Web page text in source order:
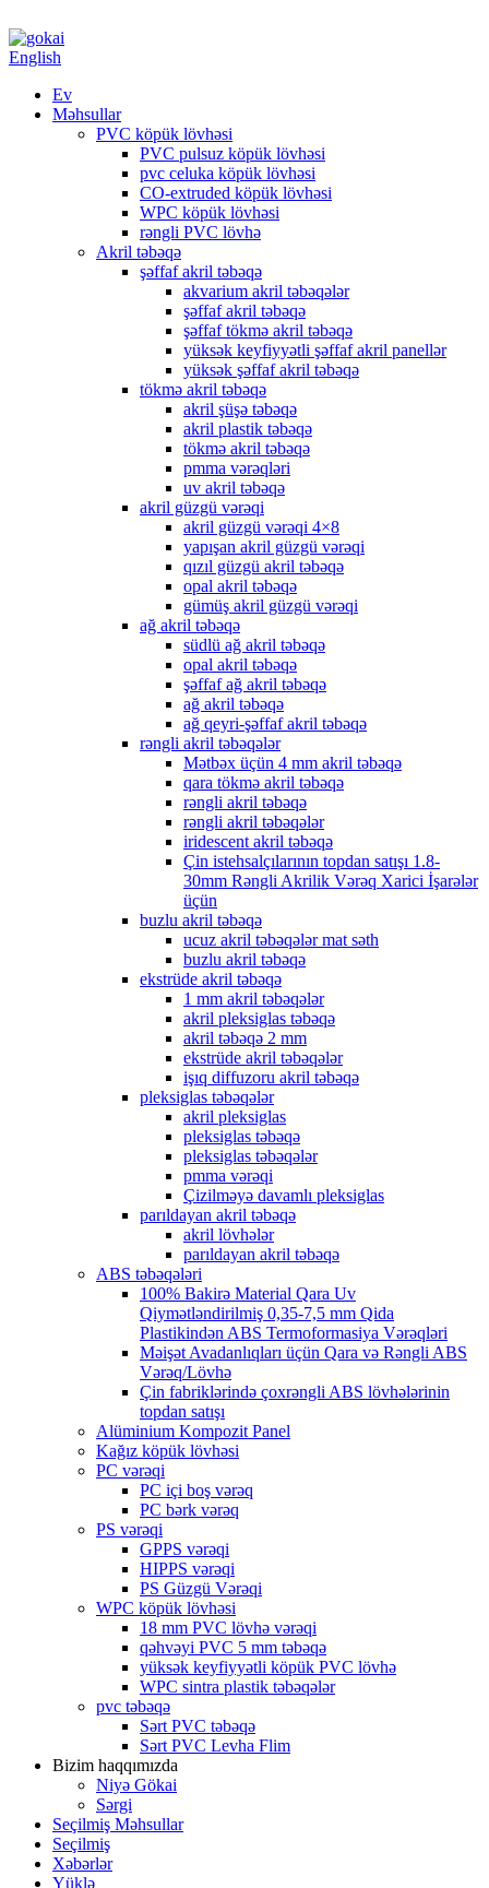
English
Ev
Məhsullar
PVC köpük lövhəsi
PVC pulsuz köpük lövhəsi
pvc celuka köpük lövhəsi
CO-extruded köpük lövhəsi
WPC köpük lövhəsi
rəngli PVC lövhə
Akril təbəqə
şəffaf akril təbəqə
akvarium akril təbəqələr
şəffaf akril təbəqə
şəffaf tökmə akril təbəqə
yüksək keyfiyyətli şəffaf akril panellər
yüksək şəffaf akril təbəqə
tökmə akril təbəqə
akril şüşə təbəqə
akril plastik təbəqə
tökmə akril təbəqə
pmma vərəqləri
uv akril təbəqə
akril güzgü vərəqi
akril güzgü vərəqi 4×8
yapışan akril güzgü vərəqi
qızıl güzgü akril təbəqə
opal akril təbəqə
gümüş akril güzgü vərəqi
ağ akril təbəqə
südlü ağ akril təbəqə
opal akril təbəqə
şəffaf ağ akril təbəqə
ağ akril təbəqə
ağ qeyri-şəffaf akril təbəqə
rəngli akril təbəqələr
Mətbəx üçün 4 mm akril təbəqə
qara tökmə akril təbəqə
rəngli akril təbəqə
rəngli akril təbəqələr
iridescent akril təbəqə
Çin istehsalçılarının topdan satışı 1.8-
30mm Rəngli Akrilik Vərəq Xarici İşarələr
üçün
buzlu akril təbəqə
ucuz akril təbəqələr mat səth
buzlu akril təbəqə
ekstrüde akril təbəqə
1 mm akril təbəqələr
akril pleksiglas təbəqə
akril təbəqə 2 mm
ekstrüde akril təbəqələr
işıq diffuzoru akril təbəqə
pleksiglas təbəqələr
akril pleksiglas
pleksiglas təbəqə
pleksiglas təbəqələr
pmma vərəqi
Çizilməyə davamlı pleksiglas
parıldayan akril təbəqə
akril lövhələr
parıldayan akril təbəqə
ABS təbəqələri
100% Bakirə Material Qara Uv
Qiymətləndirilmiş 0,35-7,5 mm Qida
Plastikindən ABS Termoformasiya Vərəqləri
Məişət Avadanlıqları üçün Qara və Rəngli ABS
Vərəq/Lövhə
Çin fabriklərində çoxrəngli ABS lövhələrinin
topdan satışı
Alüminium Kompozit Panel
Kağız köpük lövhəsi
PC vərəqi
PC içi boş vərəq
PC bərk vərəq
PS vərəqi
GPPS vərəqi
HIPPS vərəqi
PS Güzgü Vərəqi
WPC köpük lövhəsi
18 mm PVC lövhə vərəqi
qəhvəyi PVC 5 mm təbəqə
yüksək keyfiyyətli köpük PVC lövhə
WPC sintra plastik təbəqələr
pvc təbəqə
Sərt PVC təbəqə
Sərt PVC Levha Flim
Bizim haqqımızda
Niyə Gökai
Sərgi
Seçilmiş Məhsullar
Seçilmiş
Xəbərlər
Yüklə